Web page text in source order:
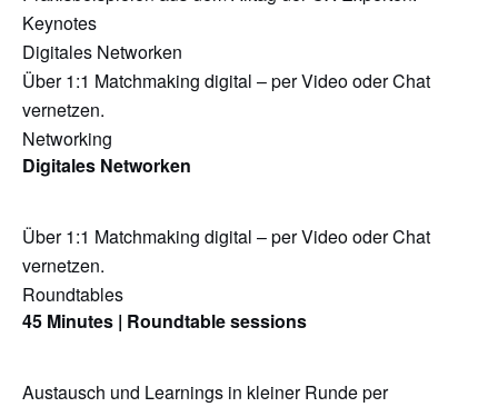
Keynotes
Digitales Networken
Über 1:1 Matchmaking digital – per Video oder Chat
vernetzen.
Networking
Digitales Networken
Über 1:1 Matchmaking digital – per Video oder Chat
vernetzen.
Roundtables
45 Minutes | Roundtable sessions
Austausch und Learnings in kleiner Runde per